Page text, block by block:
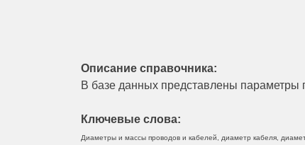
Описание справочника:
В базе данных представлены параметры
Ключевые слова:
Диаметры и массы проводов и кабелей, диаметр кабеля,